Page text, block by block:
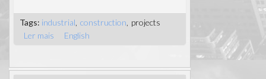
Tags: industrial construction projects
Ler mais acerca de Parque Industrial - S. Matias
English